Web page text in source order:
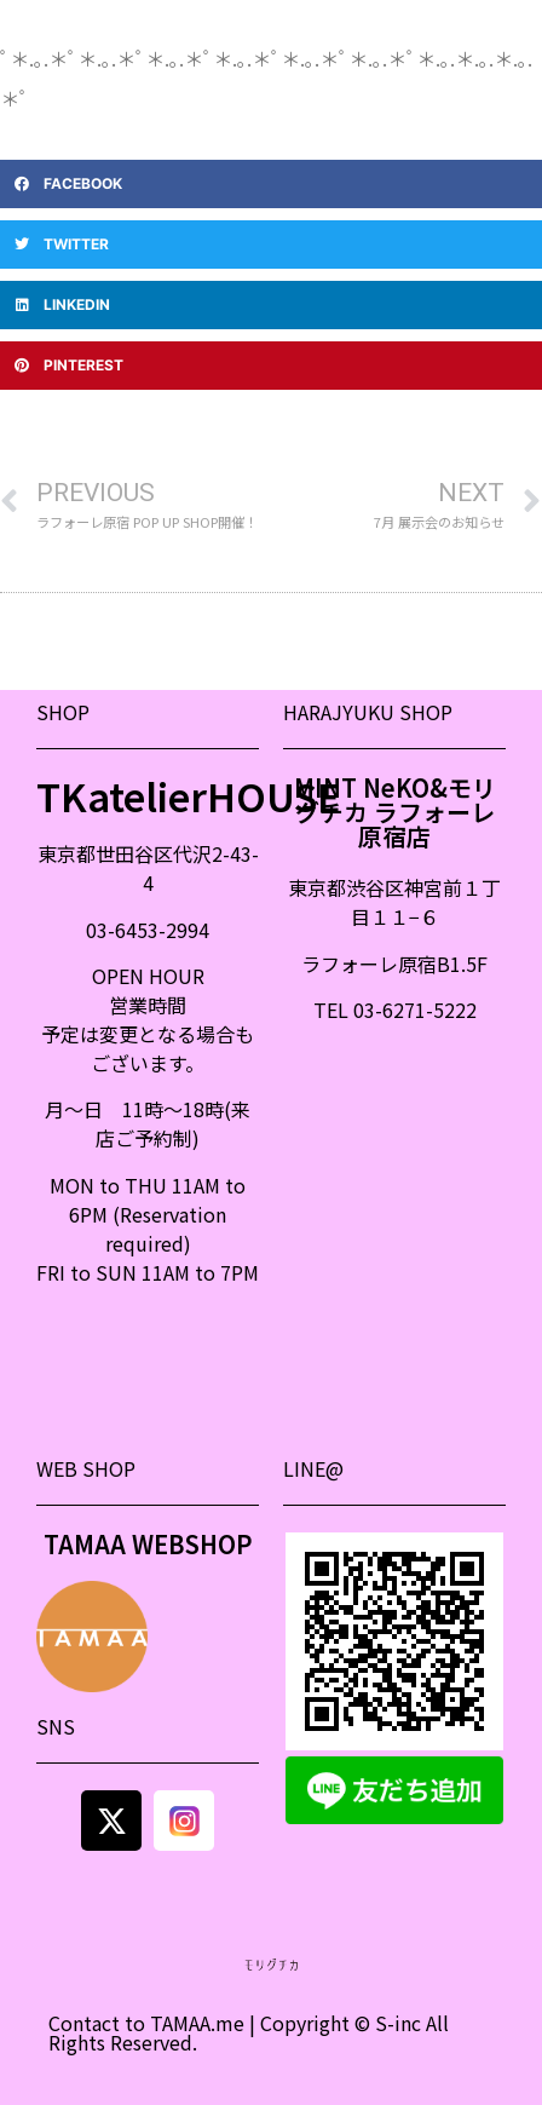
ﾟ＊.｡.＊ﾟ＊.｡.＊ﾟ＊.｡.＊ﾟ＊.｡.＊ﾟ＊.｡.＊ﾟ＊.｡.＊ﾟ＊.｡.＊.｡.＊.｡.
＊ﾟ
FACEBOOK
TWITTER
LINKEDIN
PINTEREST
PREVIOUS
ラフォーレ原宿 POP UP SHOP開催！
NEXT
7月 展示会のお知らせ
SHOP
TKatelierHOUSE
東京都世田谷区代沢2-43-
4
03-6453-2994
OPEN HOUR
営業時間
予定は変更となる場合も
ございます。
月〜日 11時〜18時(来
店ご予約制)
MON to THU 11AM to
6PM (Reservation
required)
FRI to SUN 11AM to 7PM
HARAJYUKU SHOP
MINT NeKO&モリ
グチカ ラフォーレ
原宿店
東京都渋谷区神宮前１丁
目１１−６
ラフォーレ原宿B1.5F
TEL 03-6271-5222
WEB SHOP
TAMAA WEBSHOP
SNS
LINE@
Contact to TAMAA.me | Copyright © S-inc All
Rights Reserved.